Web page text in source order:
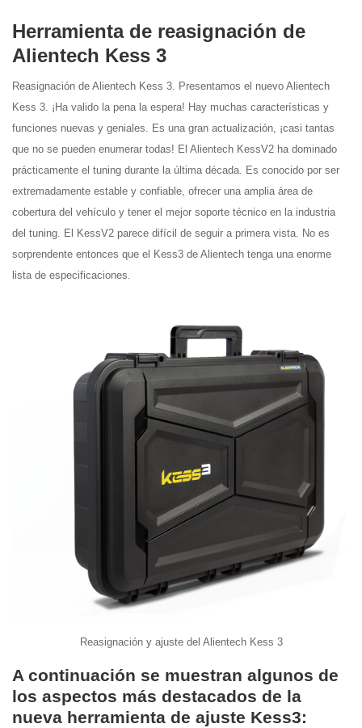
Herramienta de reasignación de
Alientech Kess 3
Reasignación de Alientech Kess 3. Presentamos el nuevo Alientech
Kess 3. ¡Ha valido la pena la espera! Hay muchas características y
funciones nuevas y geniales. Es una gran actualización, ¡casi tantas
que no se pueden enumerar todas! El Alientech KessV2 ha dominado
prácticamente el tuning durante la última década. Es conocido por ser
extremadamente estable y confiable, ofrecer una amplia área de
cobertura del vehículo y tener el mejor soporte técnico en la industria
del tuning. El KessV2 parece difícil de seguir a primera vista. No es
sorprendente entonces que el Kess3 de Alientech tenga una enorme
lista de especificaciones.
Reasignación y ajuste del Alientech Kess 3
A continuación se muestran algunos de
los aspectos más destacados de la
nueva herramienta de ajuste Kess3: